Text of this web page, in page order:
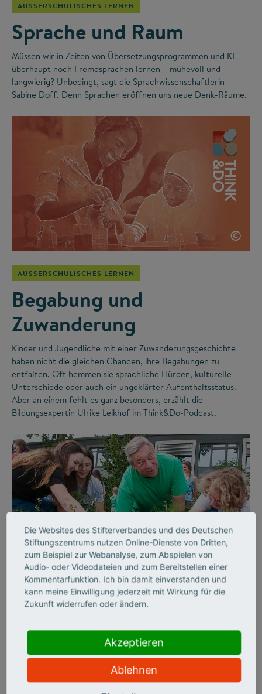
AUSSERSCHULISCHES LERNEN
Sprache und Raum
Müssen wir in Zeiten von Übersetzungsprogrammen und KI
überhaupt noch Fremdsprachen lernen – mühevoll und
langwierig? Unbedingt, sagt die Sprachwissenschaftlerin
Sabine Doff. Denn Sprachen eröffnen uns neue Denk-Räume.
©
AUSSERSCHULISCHES LERNEN
Begabung und
Zuwanderung
Kinder und Jugendliche mit einer Zuwanderungsgeschichte
haben nicht die gleichen Chancen, ihre Begabungen zu
entfalten. Oft hemmen sie sprachliche Hürden, kulturelle
Unterschiede oder auch ein ungeklärter Aufenthaltsstatus.
Aber an einem fehlt es ganz besonders, erzählt die
Bildungsexpertin Ulrike Leikhof im Think&Do-Podcast.
AUSSERSCHULISCHES LERNEN
nicht nur Wissen
vermitteln, sondern auch
Die Websites des Stifterverbandes und des Deutschen
Stiftungszentrums nutzen Online-Dienste von Dritten,
zum Beispiel zur Webanalyse, zum Abspielen von
Audio- oder Videodateien und zum Bereitstellen einer
Kommentarfunktion. Ich bin damit einverstanden und
kann meine Einwilligung jederzeit mit Wirkung für die
Zukunft widerrufen oder ändern.
Akzeptieren
Ablehnen